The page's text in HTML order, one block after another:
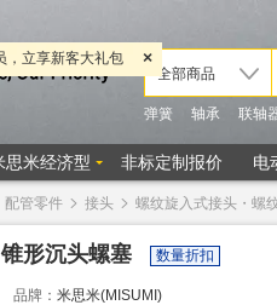
配管零件 接头 螺纹旋入式接头・螺
锥形沉头螺塞 数量折扣
品牌： 米思米(MISUMI)